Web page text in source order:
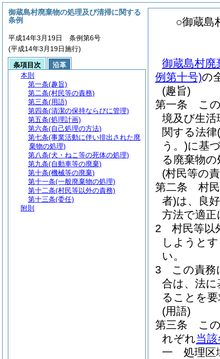
○御蔵島
御蔵島村廃
例第十号)の
(趣旨)
第一条
こ
境及び生
関する法律
う。)に基
る廃棄物
(村民等の
第二条
村
者)は、良
方法で適
2
村民等以
しようと
い。
3
この責務
合は、法
ることを
(用語)
第三条
こ
れぞれ当
一
処理
御蔵島村廃棄物の処理及び清掃に関する
条例
平成14年3月19日 条例第6号
(平成14年3月19日施行)
条項目次
沿革
本則
第一条(趣旨)
第二条(村民等の責務)
第三条(用語)
第四条(清潔の保持ならびに管理)
第五条(処理計画)
第六条(自己処理の方法)
第七条(事業活動に伴い排出された廃
棄物の処理)
第八条(犬・ねこ等の死体の処理)
第九条(自動車等の廃棄)
第十条(機械等の廃棄)
第十一条(一般廃棄物の処理)
第十二条(村民等以外の責務)
第十三条(委任)
附則